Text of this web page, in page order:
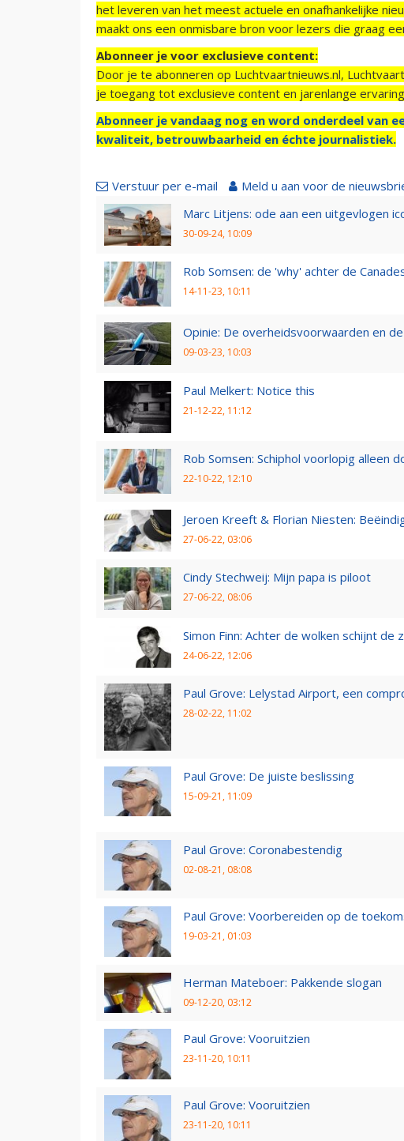
het leveren van het meest actuele en onafhankelijke
maakt ons een onmisbare bron voor lezers die graag
Abonneer je voor exclusieve content:
Door je te abonneren op Luchtvaartnieuws.nl,
je toegang tot exclusieve content en jarenlange
Abonneer je vandaag nog en word onderdeel van
kwaliteit, betrouwbaarheid en échte journalistiek.
Verstuur per e-mail Meld u aan voor de
Marc Litjens: ode aan een uitgevlogen
30-09-24, 10:09
Rob Somsen: de 'why' achter de
14-11-23, 10:11
Opinie: De overheidsvoorwaarden en
09-03-23, 10:03
Paul Melkert: Notice this
21-12-22, 11:12
Rob Somsen: Schiphol voorlopig alleen
22-10-22, 12:10
Jeroen Kreeft & Florian Niesten:
27-06-22, 03:06
Cindy Stechweij: Mijn papa is piloot
27-06-22, 08:06
Simon Finn: Achter de wolken schijnt de
24-06-22, 12:06
Paul Grove: Lelystad Airport, een
28-02-22, 11:02
Paul Grove: De juiste beslissing
15-09-21, 11:09
Paul Grove: Coronabestendig
02-08-21, 08:08
Paul Grove: Voorbereiden op de
19-03-21, 01:03
Herman Mateboer: Pakkende slogan
09-12-20, 03:12
Paul Grove: Vooruitzien
23-11-20, 10:11
Paul Grove: Vooruitzien
23-11-20, 10:11